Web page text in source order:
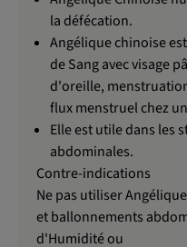
la défécation.
Angélique chinoise
de Sang avec visage
d'oreille,
flux menstruel chez
Elle est utile dans les
abdominales.
Contre-indications
Ne pas utiliser
et ballonnements
d'Humidité ou